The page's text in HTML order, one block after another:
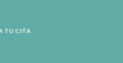
TU CITA